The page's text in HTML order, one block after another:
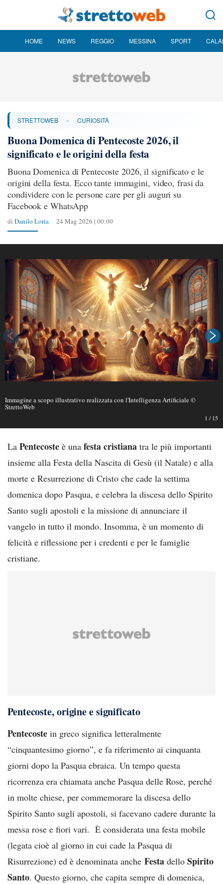
HOME NEWS REGGIO MESSINA SPORT
STRETTOWEB » CURIOSITÀ
Buona Domenica di Pentecoste 2026, il
significato e le origini della festa
Buona Domenica di Pentecoste 2026, il significato e le
origini della festa. Ecco tante immagini, video, frasi da
condividere con le persone care per gli auguri su
Facebook e WhatsApp
di Danilo Loria 24 Mag 2026 | 00:00
Immagine a scopo illustrativo realizzata con l'Intelligenza Artificiale ©
StrettoWeb
1 / 15
La Pentecoste è una festa cristiana tra le più importanti
insieme alla Festa della Nascita di Gesù (il Natale) e alla
morte e Resurrezione di Cristo che cade la settima
domenica dopo Pasqua, e celebra la discesa dello Spirito
Santo sugli apostoli e la missione di annunciare il
vangelo in tutto il mondo. Insomma, è un momento di
felicità e riflessione per i credenti e per le famiglie
cristiane.
Pentecoste, origine e significato
Pentecoste in greco significa letteralmente
“cinquantesimo giorno”, e fa riferimento ai cinquanta
giorni dopo la Pasqua ebraica. Un tempo questa
ricorrenza era chiamata anche Pasqua delle Rose, perché
in molte chiese, per commemorare la discesa dello
Spirito Santo sugli apostoli, si facevano cadere durante la
messa rose e fiori vari. È considerata una festa mobile
(legata cioè al giorno in cui cade la Pasqua di
Risurrezione) ed è denominata anche Festa dello Spirito
Santo. Questo giorno, che capita sempre di domenica,